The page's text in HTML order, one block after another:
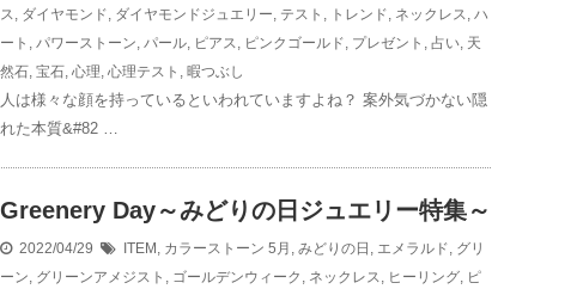
ス, ダイヤモンド, ダイヤモンドジュエリー, テスト , トレンド, ネックレス, ハ
ート , パワーストーン, パール, ピアス, ピンクゴールド, プレゼント , 占い, 天
然石, 宝石, 心理, 心理テスト , 暇つぶし
人は様々な顔を持っているといわれていますよね？ 案外気づかない隠
れた本質&#82 …
Greenery Day～みどりの日ジュエリー特集～
2022/04/29 ITEM , カラーストーン 5月 , みどりの日 , エメラルド, グリ
ーン, グリーンアメジスト , ゴールデンウィーク , ネックレス, ヒーリング, ピ